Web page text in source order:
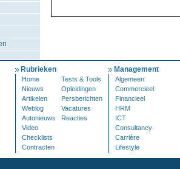
Rubrieken
Home
Tests & Tools
Nieuws
Opleidingen
Artikelen
Persberichten
Weblog
Vacatures
Autonieuws
Reacties
Video
Checklists
Contracten
Management
Algemeen
Commercieel
Financieel
HRM
ICT
Consultancy
Carrière
Lifestyle